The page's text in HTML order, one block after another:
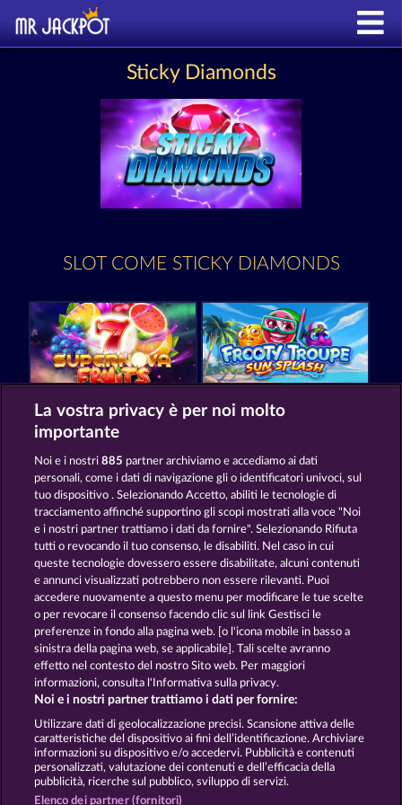
Sticky Diamonds
SLOT COME STICKY DIAMONDS
7 Supernova Fruits New Limits Frooty Troupe Sun Splash
Fruits First Diamond Treasures Maaax Diamonds
Termini e condizioni
Informativa sulla privacy e cookies
Note legali Società FAQ
Invia richiesta di recesso
La vostra privacy è per noi molto
importante
Noi e i nostri885 partner archiviamo e accediamo ai dati
personali, come i dati di navigazione gli o identificatori univoci, sul
tuo dispositivo . Selezionando Accetto, abiliti le tecnologie di
tracciamento affinché supportino gli scopi mostrati alla voce "Noi
e i nostri partner trattiamo i dati da fornire". Selezionando Rifiuta
tutti o revocando il tuo consenso, le disabiliti. Nel caso in cui
queste tecnologie dovessero essere disabilitate, alcuni contenuti
e annunci visualizzati potrebbero non essere rilevanti. Puoi
accedere nuovamente a questo menu per modificare le tue scelte
o per revocare il consenso facendo clic sul link Gestisci le
preferenze in fondo alla pagina web. [o l'icona mobile in basso a
sinistra della pagina web, se applicabile]. Tali scelte avranno
effetto nel contesto del nostro Sito web. Per maggiori
informazioni, consulta l'Informativa sulla privacy.
Noi e i nostri partner trattiamo i dati per fornire:
Utilizzare dati di geolocalizzazione precisi. Scansione attiva delle
caratteristiche del dispositivo ai fini dell’identificazione. Archiviare
informazioni su dispositivo e/o accedervi. Pubblicità e contenuti
personalizzati, valutazione dei contenuti e dell’efficacia della
pubblicità, ricerche sul pubblico, sviluppo di servizi.
Elenco dei partner (fornitori)